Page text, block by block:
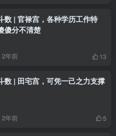
数 | 官禄宫，各种学历工作特
傻分不清楚
2年前 13
数 | 田宅宫，可凭一己之力支撑
2年前 5